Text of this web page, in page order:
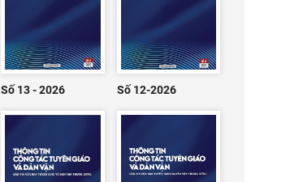
Số 13 - 2026 Số 12-2026